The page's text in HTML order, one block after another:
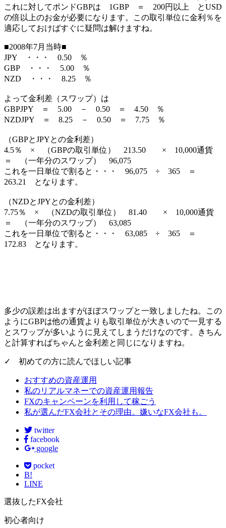
これに対してポンドGBPは 1GBP ＝ 200円以上 とUSD
の倍以上のお金が必要になります。この取引単位に金利％を
適応しておけばすぐに疑問は解けますね。
■2008年7月当時■
JPY ・・・ 0.50 ％
GBP ・・・ 5.00 ％
NZD ・・・ 8.25 ％
よって金利差（スワップ）は
GBPJPY ＝ 5.00 － 0.50 ＝ 4.50 ％
NZDJPY ＝ 8.25 － 0.50 ＝ 7.75 ％
（GBPとJPYとの金利差）
4.5％ × （GBPの取引単位） 213.50 × 10,000通貨
＝ （一年分のスワップ） 96,075
これを一日単位で割ると・・・ 96,075 ÷ 365 ＝
263.21 となります。
（NZDとJPYとの金利差）
7.75％ × （NZDの取引単位） 81.40 × 10,000通貨
＝ （一年分のスワップ） 63,085
これを一日単位で割ると・・・ 63,085 ÷ 365 ＝
172.83 となります。
多少の誤差は出ますがほぼスワップと一致しましたね。この
ようにGBPは他の通貨よりも取引単位が大きいので一見する
とスワップが多いように見えてしまうだけなのです。きちん
と計算すればちゃんと金利差と同じになりますね。
✓ 初めての方に読んでほしい記事
おすすめの資産運用
私のリアルマネーでの資産運用報告
FXのキャンペーンを利用して稼ごう
私が選んだFX会社とその理由。嫌いなFX会社も。
twitter
facebook
google
pocket
B!
LINE
選抜したFX会社
初心者向け